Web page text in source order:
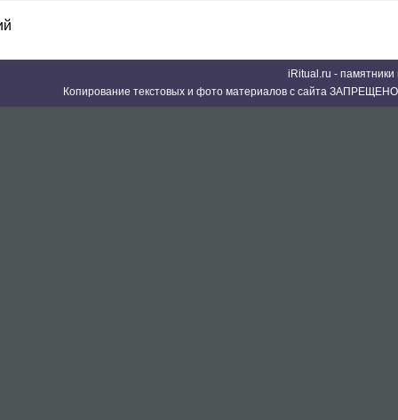
iRitual.ru -
Копирование текстовых и фото материалов с сайта